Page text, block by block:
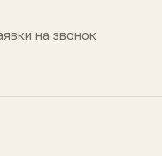
на звонок